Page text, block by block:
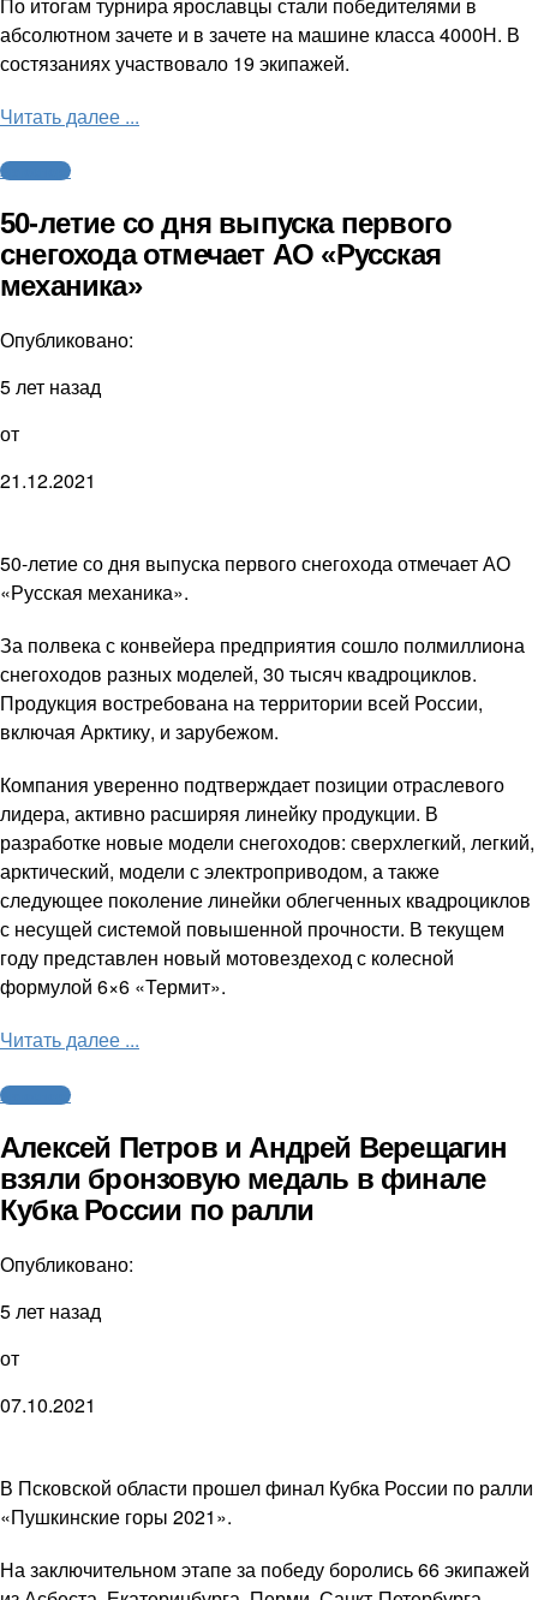
абсолютном зачете и в зачете на машине класса 4000Н. В
состязаниях участвовало 19 экипажей.
Читать далее ...
Автоспорт
50-летие со дня выпуска первого
снегохода отмечает АО «Русская
механика»
Опубликовано:
5 лет назад
от
21.12.2021
50-летие со дня выпуска первого снегохода отмечает АО
«Русская механика».
За полвека с конвейера предприятия сошло полмиллиона
снегоходов разных моделей, 30 тысяч квадроциклов.
Продукция востребована на территории всей России,
включая Арктику, и зарубежом.
Компания уверенно подтверждает позиции отраслевого
лидера, активно расширяя линейку продукции. В
разработке новые модели снегоходов: сверхлегкий, легкий,
арктический, модели с электроприводом, а также
следующее поколение линейки облегченных квадроциклов
с несущей системой повышенной прочности. В текущем
году представлен новый мотовездеход с колесной
формулой 6×6 «Термит».
Читать далее ...
Автоспорт
Алексей Петров и Андрей Верещагин
взяли бронзовую медаль в финале
Кубка России по ралли
Опубликовано:
5 лет назад
от
07.10.2021
В Псковской области прошел финал Кубка России по ралли
«Пушкинские горы 2021».
На заключительном этапе за победу боролись 66 экипажей